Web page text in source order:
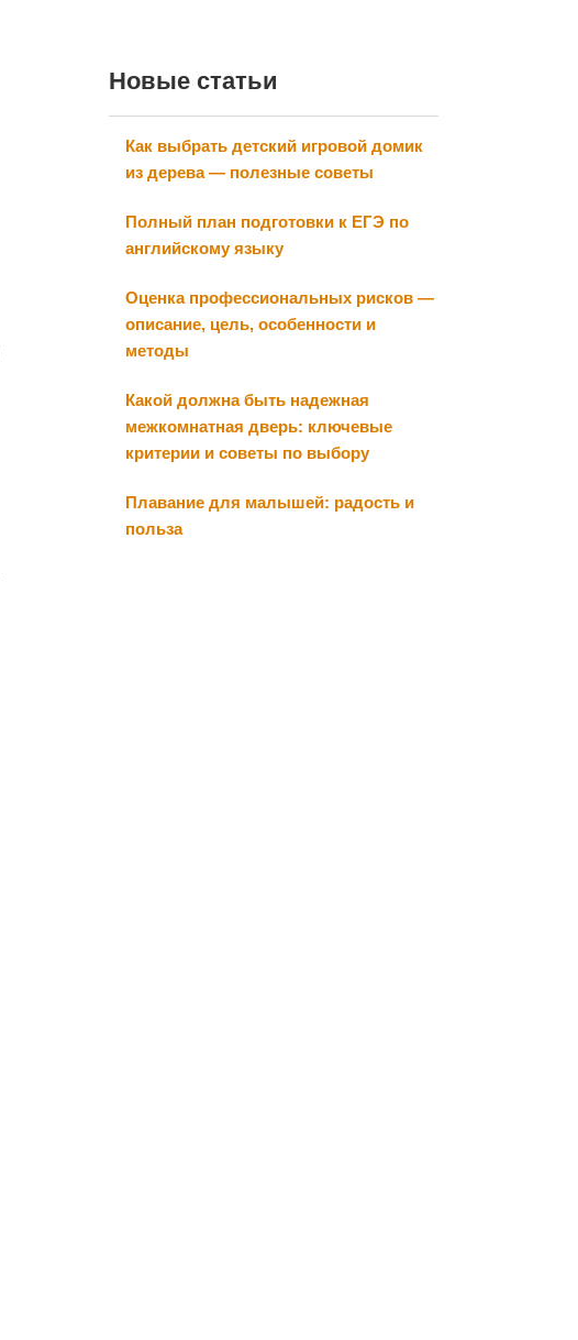
Новые статьи
Как выбрать детский игровой домик
из дерева — полезные советы
Полный план подготовки к ЕГЭ по
английскому языку
Оценка профессиональных рисков —
описание, цель, особенности и
методы
Какой должна быть надежная
межкомнатная дверь: ключевые
критерии и советы по выбору
Плавание для малышей: радость и
польза